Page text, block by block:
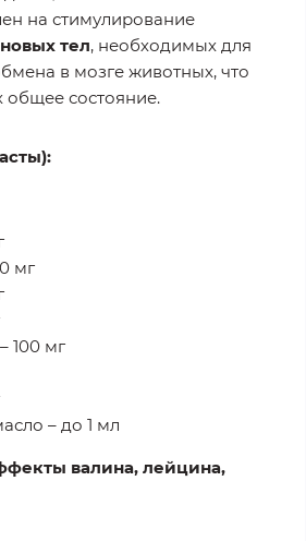
на стимулирование
тел, необходимых для
в мозге животных, что
общее состояние.
мг
100 мг
– до 1 мл
валина, лейцина,